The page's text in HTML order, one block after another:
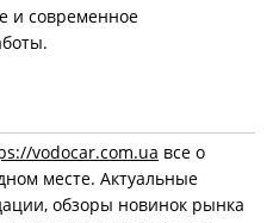
и современное
vodocar.com.ua все о
месте. Актуальные
обзоры новинок рынка